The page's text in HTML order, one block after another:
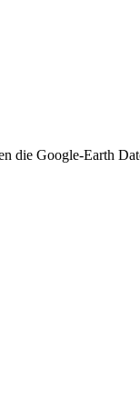
die Google-Earth